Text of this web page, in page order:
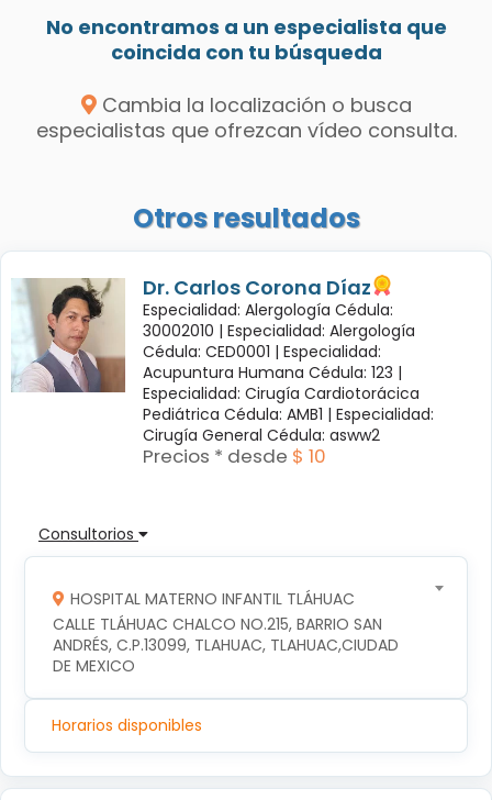
No encontramos a un especialista que
coincida con tu búsqueda
Cambia la localización o busca
especialistas que ofrezcan vídeo consulta.
Otros resultados
Dr. Carlos Corona Díaz
Especialidad: Alergología Cédula:
30002010 | Especialidad: Alergología
Cédula: CED0001 | Especialidad:
Acupuntura Humana Cédula: 123 |
Especialidad: Cirugía Cardiotorácica
Pediátrica Cédula: AMB1 | Especialidad:
Cirugía General Cédula: asww2
Precios * desde $ 10
Consultorios
HOSPITAL MATERNO INFANTIL TLÁHUAC
CALLE TLÁHUAC CHALCO NO.215, BARRIO SAN
ANDRÉS, C.P.13099, TLAHUAC, TLAHUAC,CIUDAD
DE MEXICO
Horarios disponibles